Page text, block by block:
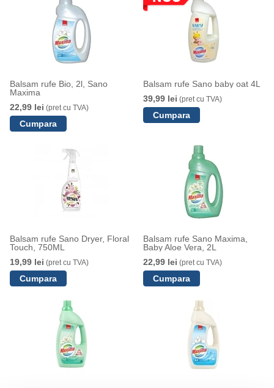
Balsam rufe Bio, 2l, Sano
Maxima
22,99 lei (pret cu TVA)
Balsam rufe Sano baby oat 4L
39,99 lei (pret cu TVA)
Balsam rufe Sano Dryer, Floral
Touch, 750ML
19,99 lei (pret cu TVA)
Balsam rufe Sano Maxima,
Baby Aloe Vera, 2L
22,99 lei (pret cu TVA)